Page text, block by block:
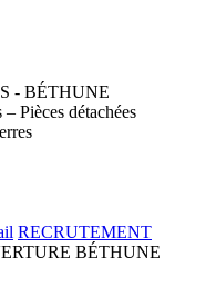
- BÉTHUNE
Pièces détachées
RECRUTEMENT
BÉTHUNE